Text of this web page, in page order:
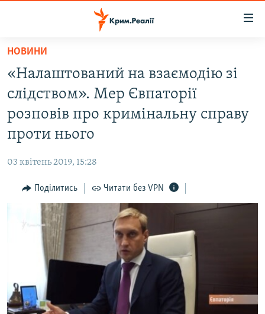
Перейти
основного
матеріалу
до
основної
Перейти
пошуку
ВІДЕО ТА ФОТО
ІНТЕРВ'Ю
ВСЕ ЗА ДЕНЬ
СПЕЦПРОЕКТИ
ДЕПОРТАЦІЯ
ВІДЕОУРОКИ «ELIFBE»
СВІДЧЕННЯ ОКУПАЦІЇ
ЯК ОБІЙТИ БЛОКУВАННЯ
Русский
Qırımtatar
НОВИНИ
«Налаштований на взаємодію зі
слідством». Мер Євпаторії
розповів про кримінальну справу
проти нього
03 квітень 2019, 15:28
Поділитись Читати без VPN